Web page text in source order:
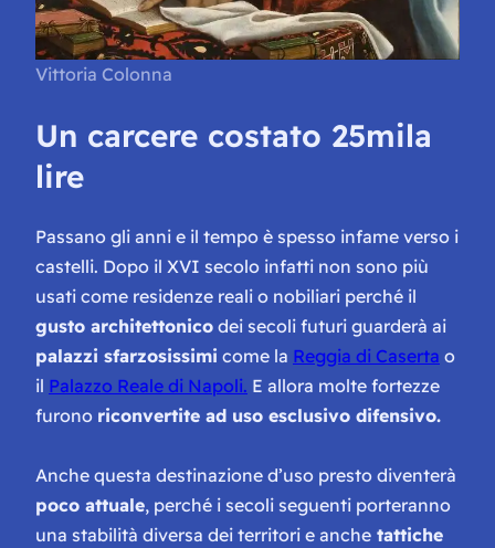
Vittoria Colonna
Un carcere costato 25mila
lire
Passano gli anni e il tempo è spesso infame verso i
castelli. Dopo il XVI secolo infatti non sono più
usati come residenze reali o nobiliari perché il
gusto architettonico dei secoli futuri guarderà ai
palazzi sfarzosissimi come la Reggia di Caserta o
il Palazzo Reale di Napoli. E allora molte fortezze
furono riconvertite ad uso esclusivo difensivo.
Anche questa destinazione d’uso presto diventerà
poco attuale, perché i secoli seguenti porteranno
una stabilità diversa dei territori e anche tattiche